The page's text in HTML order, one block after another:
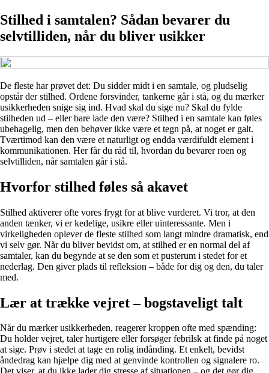
Stilhed i samtalen? Sådan bevarer du
selvtilliden, når du bliver usikker
De fleste har prøvet det: Du sidder midt i en samtale, og pludselig
opstår der stilhed. Ordene forsvinder, tankerne går i stå, og du mærker
usikkerheden snige sig ind. Hvad skal du sige nu? Skal du fylde
stilheden ud – eller bare lade den være? Stilhed i en samtale kan føles
ubehagelig, men den behøver ikke være et tegn på, at noget er galt.
Tværtimod kan den være et naturligt og endda værdifuldt element i
kommunikationen. Her får du råd til, hvordan du bevarer roen og
selvtilliden, når samtalen går i stå.
Hvorfor stilhed føles så akavet
Stilhed aktiverer ofte vores frygt for at blive vurderet. Vi tror, at den
anden tænker, vi er kedelige, usikre eller uinteressante. Men i
virkeligheden oplever de fleste stilhed som langt mindre dramatisk, end
vi selv gør. Når du bliver bevidst om, at stilhed er en normal del af
samtaler, kan du begynde at se den som et pusterum i stedet for et
nederlag. Den giver plads til refleksion – både for dig og den, du taler
med.
Lær at trække vejret – bogstaveligt talt
Når du mærker usikkerheden, reagerer kroppen ofte med spænding:
Du holder vejret, taler hurtigere eller forsøger febrilsk at finde på noget
at sige. Prøv i stedet at tage en rolig indånding. Et enkelt, bevidst
åndedrag kan hjælpe dig med at genvinde kontrollen og signalere ro.